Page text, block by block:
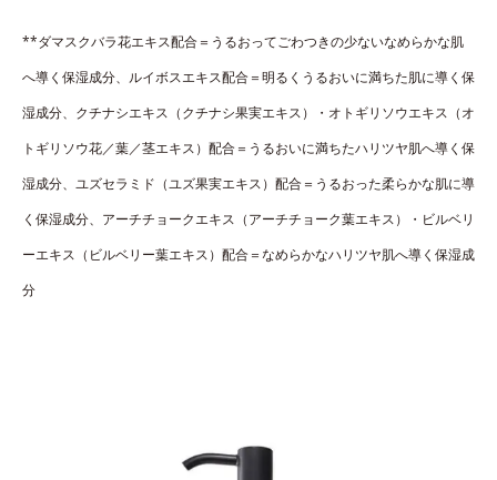
**ダマスクバラ花エキス配合＝うるおってごわつきの少ないなめらかな肌
へ導く保湿成分、ルイボスエキス配合＝明るくうるおいに満ちた肌に導く保
湿成分、クチナシエキス（クチナシ果実エキス）・オトギリソウエキス（オ
トギリソウ花／葉／茎エキス）配合＝うるおいに満ちたハリツヤ肌へ導く保
湿成分、ユズセラミド（ユズ果実エキス）配合＝うるおった柔らかな肌に導
く保湿成分、アーチチョークエキス（アーチチョーク葉エキス）・ビルベリ
ーエキス（ビルベリー葉エキス）配合＝なめらかなハリツヤ肌へ導く保湿成
分